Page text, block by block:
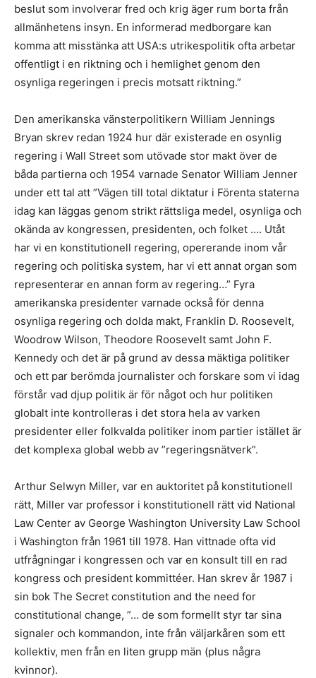
beslut som involverar fred och krig äger rum borta från
allmänhetens insyn. En informerad medborgare kan
komma att misstänka att USA:s utrikespolitik ofta arbetar
offentligt i en riktning och i hemlighet genom den
osynliga regeringen i precis motsatt riktning.”
Den amerikanska vänsterpolitikern William Jennings
Bryan skrev redan 1924 hur där existerade en osynlig
regering i Wall Street som utövade stor makt över de
båda partierna och 1954 varnade Senator William Jenner
under ett tal att ”Vägen till total diktatur i Förenta staterna
idag kan läggas genom strikt rättsliga medel, osynliga och
okända av kongressen, presidenten, och folket …. Utåt
har vi en konstitutionell regering, opererande inom vår
regering och politiska system, har vi ett annat organ som
representerar en annan form av regering…” Fyra
amerikanska presidenter varnade också för denna
osynliga regering och dolda makt, Franklin D. Roosevelt,
Woodrow Wilson, Theodore Roosevelt samt John F.
Kennedy och det är på grund av dessa mäktiga politiker
och ett par berömda journalister och forskare som vi idag
förstår vad djup politik är för något och hur politiken
globalt inte kontrolleras i det stora hela av varken
presidenter eller folkvalda politiker inom partier istället är
det komplexa global webb av ”regeringsnätverk”.
Arthur Selwyn Miller, var en auktoritet på konstitutionell
rätt, Miller var professor i konstitutionell rätt vid National
Law Center av George Washington University Law School
i Washington från 1961 till 1978. Han vittnade ofta vid
utfrågningar i kongressen och var en konsult till en rad
kongress och president kommittéer. Han skrev år 1987 i
sin bok The Secret constitution and the need for
constitutional change, ”… de som formellt styr tar sina
signaler och kommandon, inte från väljarkåren som ett
kollektiv, men från en liten grupp män (plus några
kvinnor).